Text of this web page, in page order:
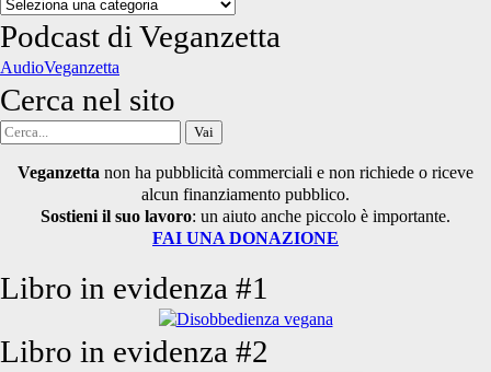
degli
articoli
Podcast di Veganzetta
AudioVeganzetta
Cerca nel sito
Cerca
Veganzetta non ha pubblicità commerciali e non richiede o riceve
alcun finanziamento pubblico.
Sostieni il suo lavoro: un aiuto anche piccolo è importante.
FAI UNA DONAZIONE
Libro in evidenza #1
Libro in evidenza #2